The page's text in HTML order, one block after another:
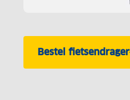
Bestel fietsendrager